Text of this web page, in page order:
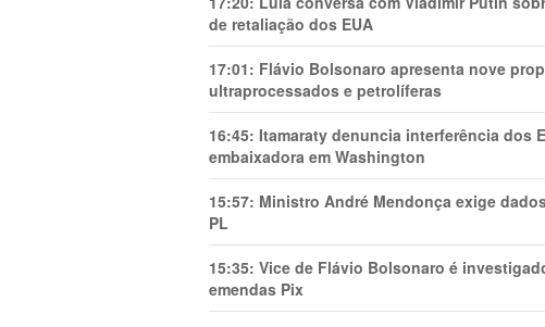
de retaliação dos EUA
17:01: Flávio Bolsonaro apresenta nove
ultraprocessados e petrolíferas
16:45: Itamaraty denuncia interferência dos
embaixadora em Washington
15:57: Ministro André Mendonça exige
PL
15:35: Vice de Flávio Bolsonaro é
emendas Pix